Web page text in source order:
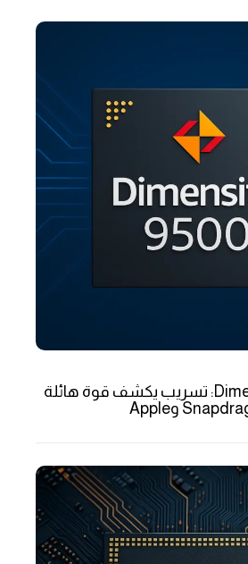
معالج Dimensity 9500: تسريب يكشف قوة هائلة